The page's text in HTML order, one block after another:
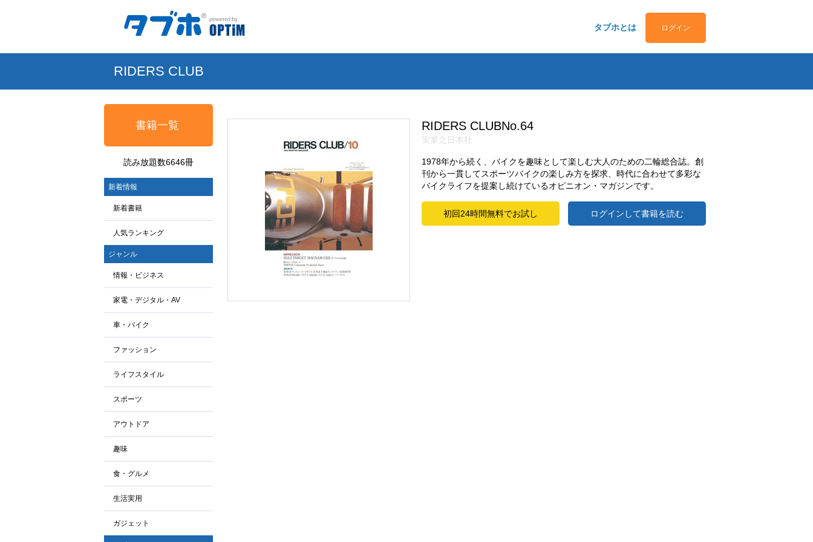
タブホとは ログイン
RIDERS CLUB
書籍一覧
読み放題数6646冊
新着情報
新着書籍
人気ランキング
ジャンル
情報・ビジネス
家電・デジタル・AV
車・バイク
ファッション
ライフスタイル
スポーツ
アウトドア
趣味
食・グルメ
生活実用
ガジェット
RIDERS CLUBNo.64
実業之日本社
1978年から続く、バイクを趣味として楽しむ大人のための二輪総合誌。創
刊から一貫してスポーツバイクの楽しみ方を探求、時代に合わせて多彩な
バイクライフを提案し続けているオピニオン・マガジンです。
初回24時間無料でお試し ログインして書籍を読む